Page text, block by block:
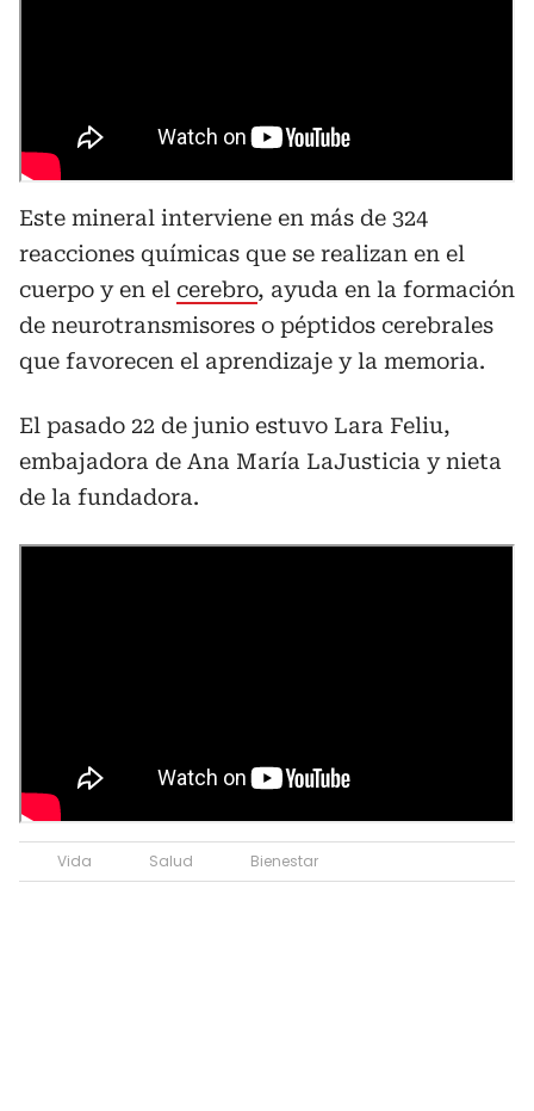
Este mineral interviene en más de 324
reacciones químicas que se realizan en el
cuerpo y en el cerebro, ayuda en la formación
de neurotransmisores o péptidos cerebrales
que favorecen el aprendizaje y la memoria.
El pasado 22 de junio estuvo Lara Feliu,
embajadora de Ana María LaJusticia y nieta
de la fundadora.
Vida Salud Bienestar